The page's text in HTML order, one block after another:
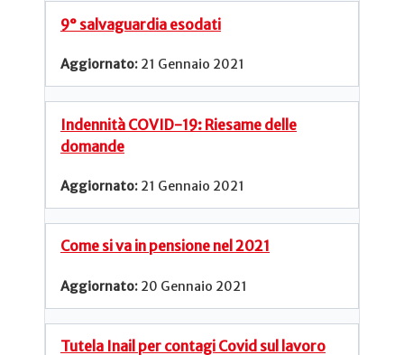
9° salvaguardia esodati
21 Gennaio 2021
Indennità COVID-19: Riesame delle
domande
21 Gennaio 2021
Come si va in pensione nel 2021
20 Gennaio 2021
Tutela Inail per contagi Covid sul lavoro